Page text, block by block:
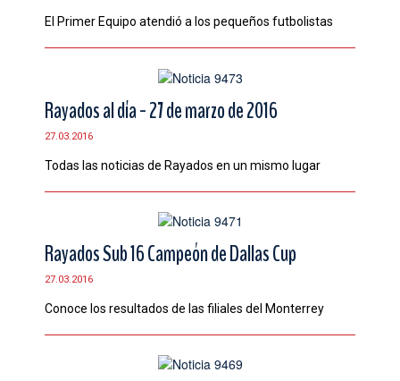
El Primer Equipo atendió a los pequeños futbolistas
Rayados al día - 27 de marzo de 2016
27.03.2016
Todas las noticias de ‪Rayados‬ en un mismo lugar
Rayados Sub 16 Campeón de Dallas Cup
27.03.2016
Conoce los resultados de las filiales del Monterrey